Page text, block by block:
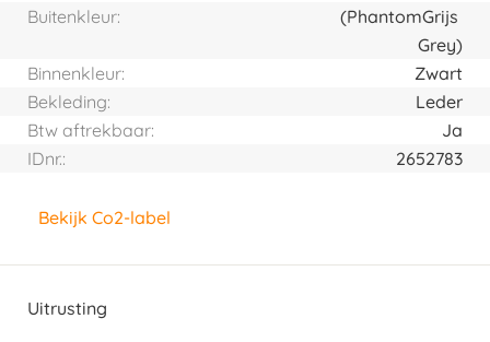
Buitenkleur:
Grijs
(Phantom
Grey)
Binnenkleur:
Zwart
Bekleding:
Leder
Btw aftrekbaar:
Ja
IDnr.:
2652783
Bekijk Co2-label
Uitrusting